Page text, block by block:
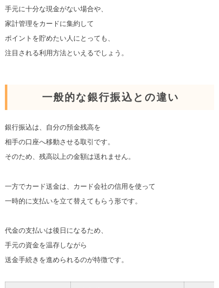
手元に十分な現金がない場合や、
家計管理をカードに集約して
ポイントを貯めたい人にとっても、
注目される利用方法といえるでしょう。
一般的な銀行振込との違い
銀行振込は、自分の預金残高を
相手の口座へ移動させる取引です。
そのため、残高以上の金額は送れません。
一方でカード送金は、カード会社の信用を使って
一時的に支払いを立て替えてもらう形です。
代金の支払いは後日になるため、
手元の資金を温存しながら
送金手続きを進められるのが特徴です。